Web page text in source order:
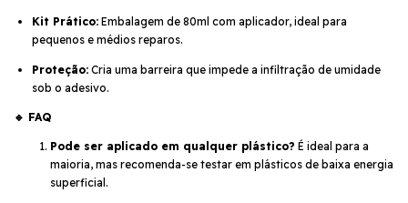
Kit Prático: Embalagem de 80ml com aplicador, ideal para
pequenos e médios reparos.
Proteção: Cria uma barreira que impede a infiltração de umidade
sob o adesivo.
🔹 FAQ
Pode ser aplicado em qualquer plástico? É ideal para a
maioria, mas recomenda-se testar em plásticos de baixa energia
superficial.